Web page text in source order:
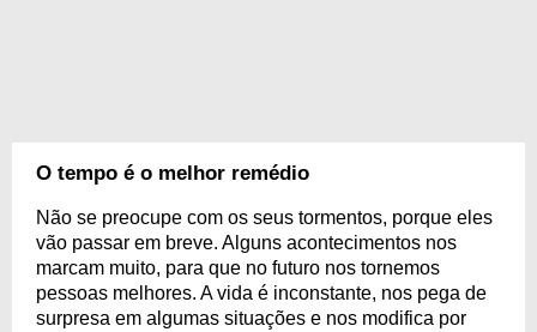
O tempo é o melhor remédio
Não se preocupe com os seus tormentos, porque eles
vão passar em breve. Alguns acontecimentos nos
marcam muito, para que no futuro nos tornemos
pessoas melhores. A vida é inconstante, nos pega de
surpresa em algumas situações e nos modifica por